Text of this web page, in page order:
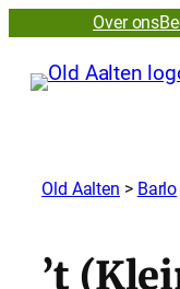
Over ons
Old Aalten > Barlo
’t